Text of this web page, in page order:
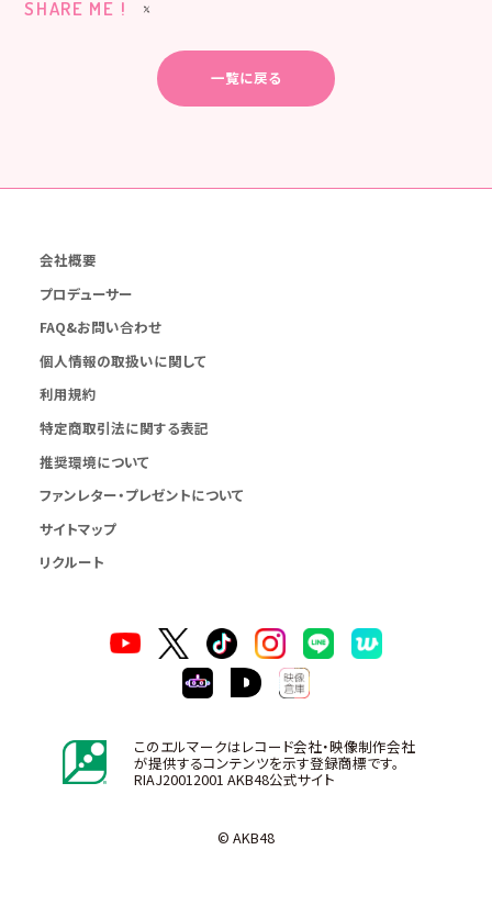
SHARE ME !
一覧に戻る
会社概要
プロデューサー
FAQ&お問い合わせ
個人情報の取扱いに関して
利用規約
特定商取引法に関する表記
推奨環境について
ファンレター・プレゼントについて
サイトマップ
リクルート
このエルマークはレコード会社・映像制作会社
が提供するコンテンツを示す登録商標です。
RIAJ20012001 AKB48公式サイト
© AKB48